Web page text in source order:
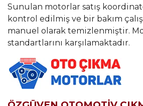
Sunulan motorlar satış
kontrol edilmiş ve bir bakım
manuel olarak temizlenmiştir.
standartlarını karşılamaktadır.